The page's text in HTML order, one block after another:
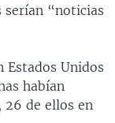
serían “noticias
Estados Unidos
habían
26 de ellos en